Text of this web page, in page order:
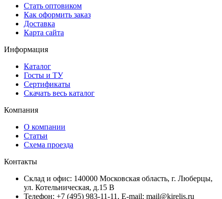
Стать оптовиком
Как оформить заказ
Доставка
Карта сайта
Информация
Каталог
Госты и ТУ
Сертификаты
Скачать весь каталог
Компания
О компании
Статьи
Схема проезда
Контакты
Склад и офис: 140000 Московская область, г. Люберцы,
ул. Котельническая, д.15 В
Телефон: +7 (495) 983-11-11, Е-mail: mail@kirelis.ru